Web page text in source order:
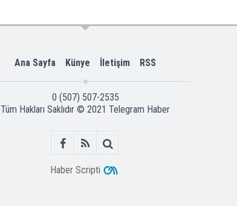
Ana Sayfa Künye İletişim RSS
0 (507) 507-2535
Tüm Hakları Saklıdır © 2021 Telegram Haber
Haber Scripti